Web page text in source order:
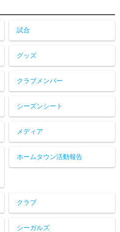
試合
グッズ
クラブメンバー
シーズンシート
メディア
ホームタウン活動報告
クラブ
シーガルズ